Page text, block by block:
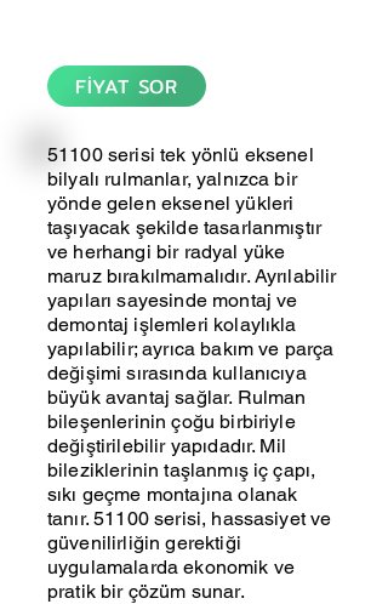
FİYAT SOR
51100 serisi tek yönlü eksenel
bilyalı rulmanlar, yalnızca bir
yönde gelen eksenel yükleri
taşıyacak şekilde tasarlanmıştır
ve herhangi bir radyal yüke
maruz bırakılmamalıdır. Ayrılabilir
yapıları sayesinde montaj ve
demontaj işlemleri kolaylıkla
yapılabilir; ayrıca bakım ve parça
değişimi sırasında kullanıcıya
büyük avantaj sağlar. Rulman
bileşenlerinin çoğu birbiriyle
değiştirilebilir yapıdadır. Mil
bileziklerinin taşlanmış iç çapı,
sıkı geçme montajına olanak
tanır. 51100 serisi, hassasiyet ve
güvenilirliğin gerektiği
uygulamalarda ekonomik ve
pratik bir çözüm sunar.